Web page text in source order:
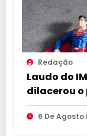
Redação
Laudo do
dilacerou
abuso
6 De Agosto